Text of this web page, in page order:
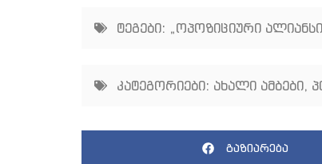
ტეგები: „ოპოზიციური
კატეგორიები: ახალი ამბები,
გაზიარება